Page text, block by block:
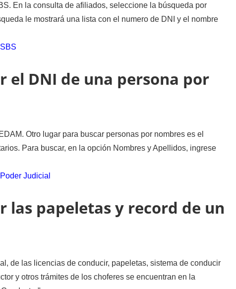
En la consulta de afiliados, seleccione la búsqueda por
le mostrará una lista con el numero de DNI y el nombre
el DNI de una persona por
Otro lugar para buscar personas por nombres es el
Para buscar, en la opción Nombres y Apellidos, ingrese
Judicial
las papeletas y record de un
de las licencias de conducir, papeletas, sistema de conducir
y otros trámites de los choferes se encuentran en la